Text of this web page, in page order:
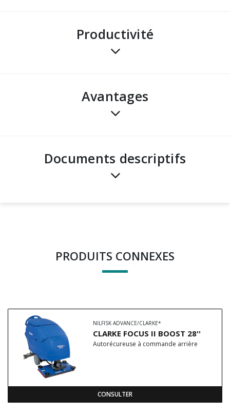
Productivité
avantages
Documents descriptifs
PRODUITS CONNEXES
NILFISK ADVANCE/CLARKE*
CLARKE FOCUS II BOOST 28''
Autorécureuse à commande arrière
CONSULTER